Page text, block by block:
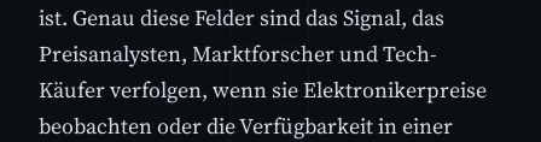
ist. Genau diese Felder sind das Signal, das
Preisanalysten, Marktforscher und Tech-
Käufer verfolgen, wenn sie Elektronikerpreise
beobachten oder die Verfügbarkeit in einer